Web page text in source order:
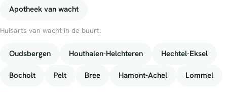
Apotheek van wacht
Huisarts van wacht in de buurt:
Oudsbergen Houthalen-Helchteren Hechtel-Eksel
Bocholt Pelt Bree Hamont-Achel Lommel